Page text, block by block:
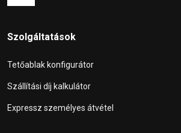
Szolgáltatások
Tetőablak konfigurátor
Szállítási díj kalkulátor
Expressz személyes átvétel